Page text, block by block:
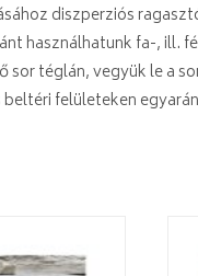
diszperziós
használhatunk fa-, ill.
sor téglán, vegyük le a
felületeken